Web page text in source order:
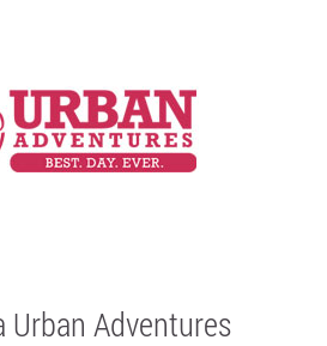
Urban Adventures